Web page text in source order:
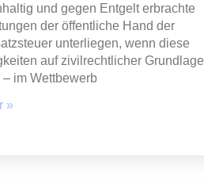
und gegen Entgelt erbrachte
der öffentliche Hand der
unterliegen, wenn diese
auf zivilrechtlicher Grundlage
– im Wettbewerb
»